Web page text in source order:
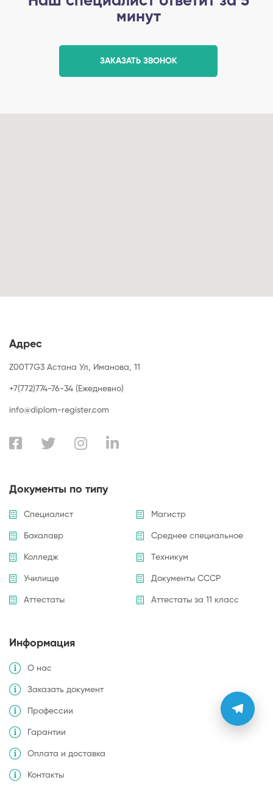
минут
ЗАКАЗАТЬ ЗВОНОК
Адрес
Z00T7G3 Астана Ул, Иманова, 11
+7(772)774-76-34 (Ежедневно)
info@diplom-register.com
Документы по типу
Специалист Магистр
Бакалавр Среднее специальное
Колледж Техникум
Училище Документы СССР
Аттестаты Аттестаты за 11 класс
Информация
О нас
Заказать документ
Профессии
Гарантии
Оплата и доставка
Контакты